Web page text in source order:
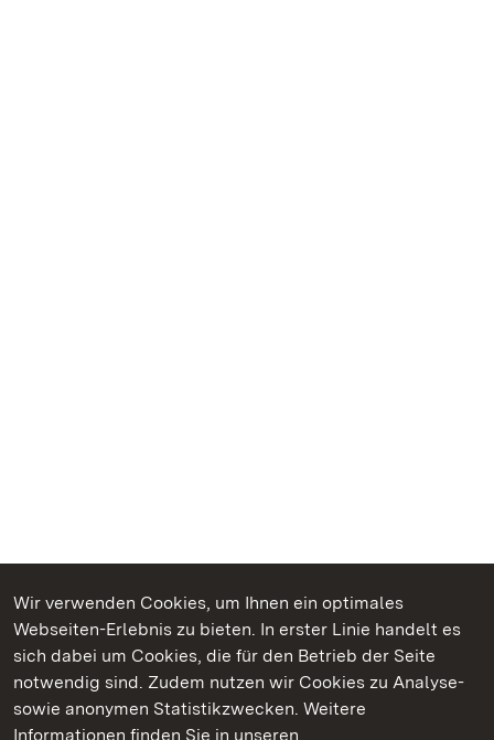
Wir verwenden Cookies, um Ihnen ein optimales
Webseiten-Erlebnis zu bieten. In erster Linie handelt es
sich dabei um Cookies, die für den Betrieb der Seite
notwendig sind. Zudem nutzen wir Cookies zu Analyse-
sowie anonymen Statistikzwecken. Weitere
Informationen finden Sie in unseren
Kommen. Staunen. Genießen.